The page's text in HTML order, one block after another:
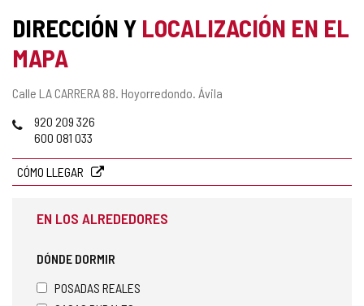
DIRECCIÓN Y LOCALIZACIÓN EN EL
MAPA
Dirección
Calle LA CARRERA 88. Hoyorredondo. Ávila
Teléfonos
920 209 326
600 081 033
CÓMO LLEGAR
EN LOS ALREDEDORES
DÓNDE DORMIR
POSADAS REALES